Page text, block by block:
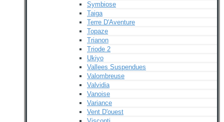
Symbiose
Taiga
Terre D'Aventure
Topaze
Trianon
Triode 2
Ukiyo
Vallees Suspendues
Valombreuse
Valvidia
Vanoise
Variance
Vent D'ouest